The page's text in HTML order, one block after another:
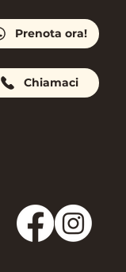
Prenota ora!
Chiamaci